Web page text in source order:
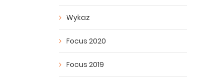
Wykaz
Focus 2020
Focus 2019